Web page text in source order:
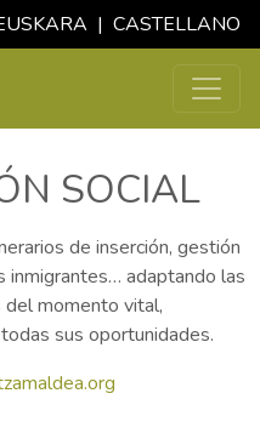
| CASTELLANO
SOCIAL
de inserción, gestión
inmigrantes… adaptando las
del momento vital,
sus oportunidades.